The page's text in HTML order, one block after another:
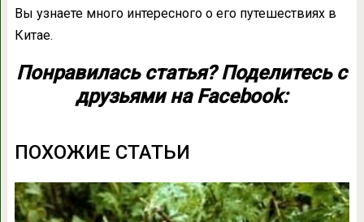
Вы узнаете много интересного о его путешествиях в
Китае.
Понравилась статья? Поделитесь с
друзьями на Facebook:
ПОХОЖИЕ СТАТЬИ